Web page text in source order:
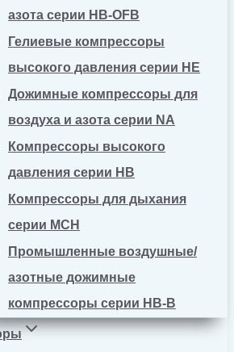
азота серии HB-OFB
Гелиевые компрессоры
высокого давления серии HE
Дожимные компрессоры для
воздуха и азота серии NA
Компрессоры высокого
давления серии HB
Компрессоры для дыхания
серии MCH
Промышленные воздушные/
азотные дожимные
компрессоры серии HB-B